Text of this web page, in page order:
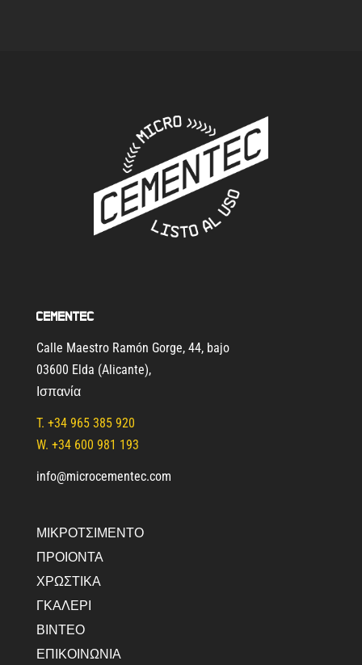
Cementec
Calle Maestro Ramón Gorge, 44, bajo
03600 Elda (Alicante),
Ισπανία
T. +34 965 385 920
W. +34 600 981 193
info@microcementec.com
ΜΙΚΡΟΤΣΙΜΈΝΤΟ
ΠΡΟΙΟΝΤΑ
ΧΡΩΣΤΙΚΑ
ΓΚΑΛΕΡΙ
ΒΊΝΤΕΟ
ΕΠΙΚΟΙΝΩΝΙΑ